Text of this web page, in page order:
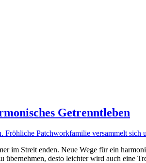
Getrenntleben
im Streit enden. Neue Wege für ein
desto leichter wird auch eine